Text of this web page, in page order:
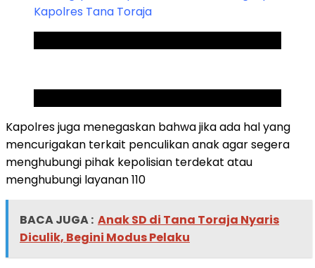
Kapolres Tana Toraja
Kapolres juga menegaskan bahwa jika ada hal yang
mencurigakan terkait penculikan anak agar segera
menghubungi pihak kepolisian terdekat atau
menghubungi layanan 110
BACA JUGA : Anak SD di Tana Toraja Nyaris
Diculik, Begini Modus Pelaku